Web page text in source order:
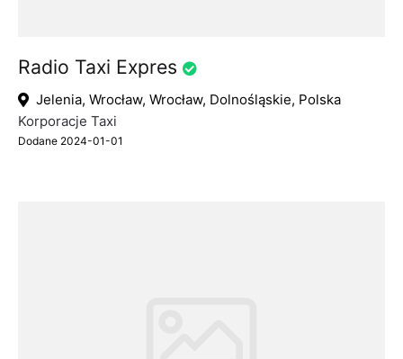
Radio Taxi Expres
Jelenia, Wrocław, Wrocław, Dolnośląskie, Polska
Korporacje Taxi
Dodane 2024-01-01